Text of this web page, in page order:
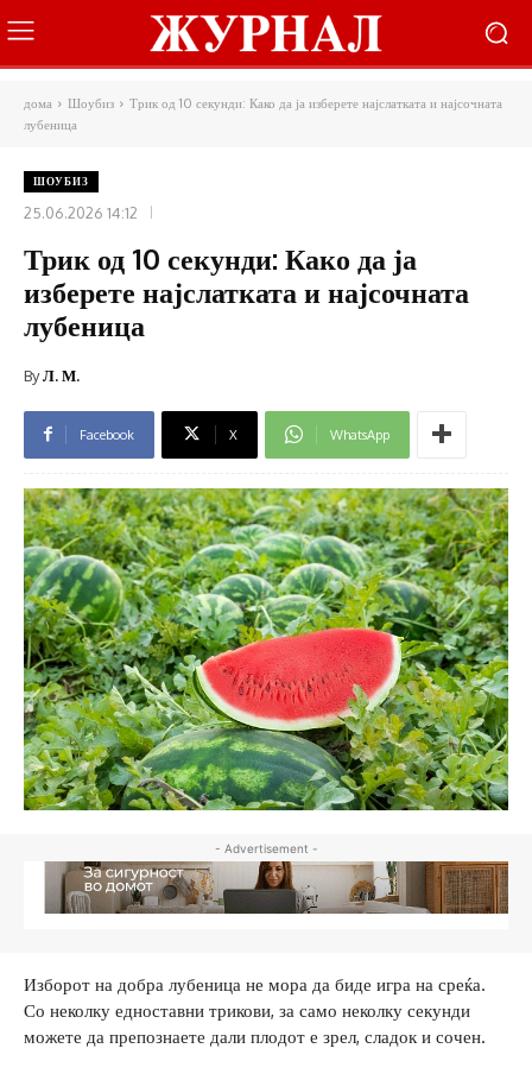
дома Шоубиз
Трик од 10 секунди: Како да ја изберете најслатката и најсочната
лубеница
ШОУБИЗ
25.06.2026 14:12
Трик од 10 секунди: Како да ја
изберете најслатката и најсочната
лубеница
ByЛ. М.
Facebook X WhatsApp
- Advertisement -
Изборот на добра лубеница не мора да биде игра на среќа.
Со неколку едноставни трикови, за само неколку секунди
можете да препознаете дали плодот е зрел, сладок и сочен.